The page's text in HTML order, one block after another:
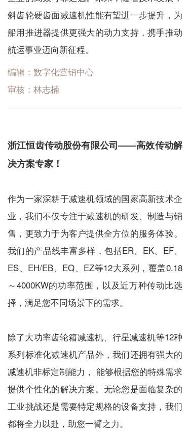
斜齿轮硬齿面减速机性能有望进一步提升，为
船用推进器提供更强大的动力支持，携手推动
航运事业迈向新征程。
编辑：数字化营销中心
审核：林志楠
浙江恒齿传动股份有限公司——高效传动解
决方案专家！
作为一家深耕于减速机领域的国家高新技术企
业，我们不仅专注于减速机的研发、制造与销
售，更致力于为客户提供全方位的服务体验。
我们的产品线丰富多样，包括ER、EK、EF、
ES、EH/EB、EQ、EZ等12大系列，覆盖0.18
～4000KW的功率范围，以及近万种传动比选
择，满足您不同场景下的需求。
除了大功率齿轮箱减速机、 行星减速机等12种
系列标准化减速机产品外，我们还拥有强大的
减速机非标定制能力， 能够根据您的特殊需求
提供个性化的解决方案。无论您是面临复杂的
工业挑战还是需要特定规格的设备支持，我们
都将全力以赴，助您一臂之力。